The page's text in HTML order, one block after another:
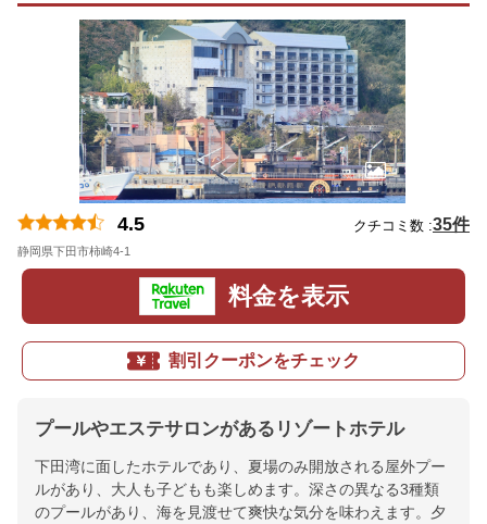
4.5 クチコミ数 :35件
静岡県下田市柿崎4-1
料金を表示
割引クーポンをチェック
プールやエステサロンがあるリゾートホテル
下田湾に面したホテルであり、夏場のみ開放される屋外プー
ルがあり、大人も子どもも楽しめます。深さの異なる3種類
のプールがあり、海を見渡せて爽快な気分を味わえます。夕